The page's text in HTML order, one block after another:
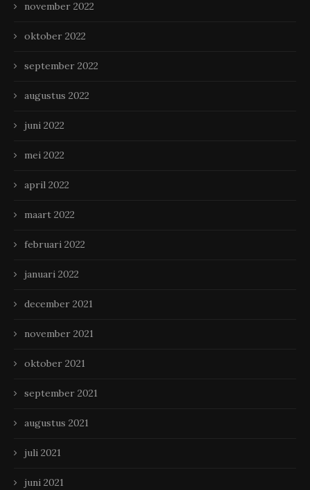
november 2022
oktober 2022
september 2022
augustus 2022
juni 2022
mei 2022
april 2022
maart 2022
februari 2022
januari 2022
december 2021
november 2021
oktober 2021
september 2021
augustus 2021
juli 2021
juni 2021